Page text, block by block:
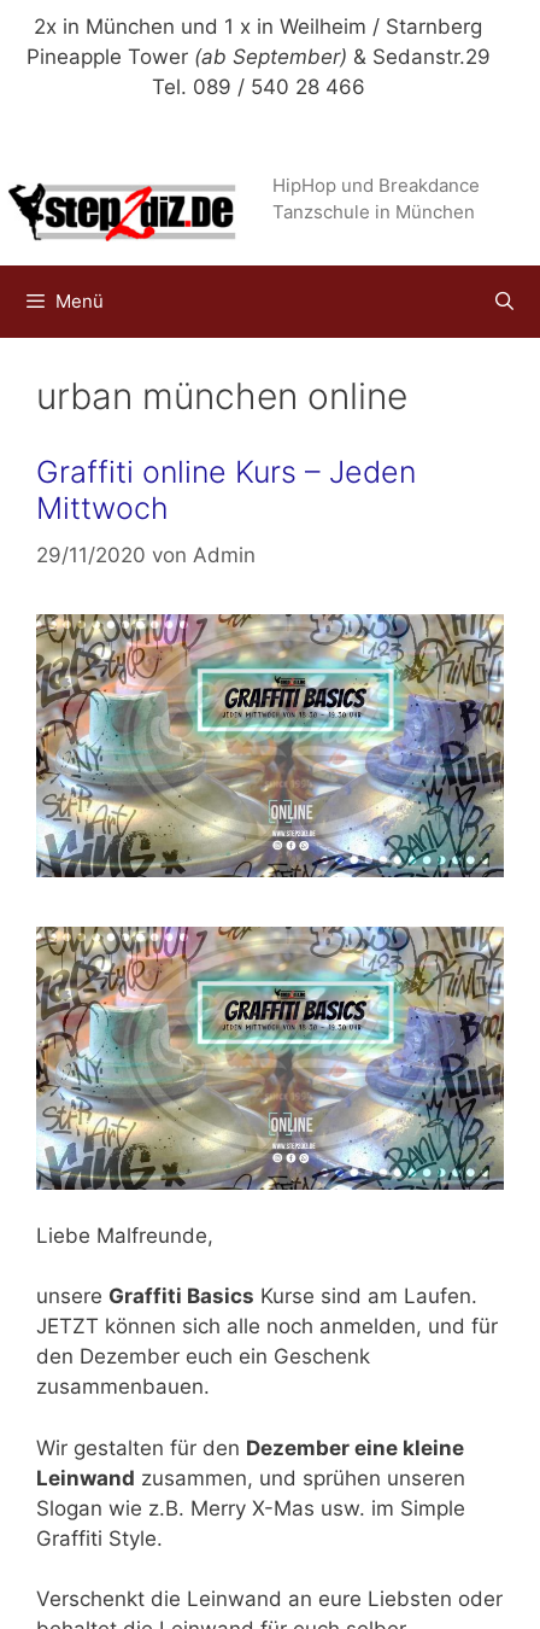
Zum
Inhalt
2x in München und 1 x in Weilheim / Starnberg
Pineapple Tower (ab September) & Sedanstr.29
Tel. 089 / 540 28 466
HipHop und Breakdance
Tanzschule in München
Menü
urban münchen online
Graffiti online Kurs – Jeden
Mittwoch
29/11/2020 von Admin
Liebe Malfreunde,
unsere Graffiti Basics Kurse sind am Laufen.
JETZT können sich alle noch anmelden, und für
den Dezember euch ein Geschenk
zusammenbauen.
Wir gestalten für den Dezember eine kleine
Leinwand zusammen, und sprühen unseren
Slogan wie z.B. Merry X-Mas usw. im Simple
Graffiti Style.
Verschenkt die Leinwand an eure Liebsten oder